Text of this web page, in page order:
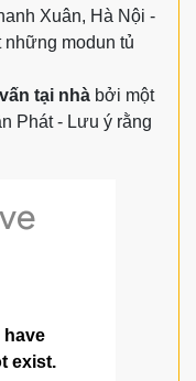
Xuân, Hà Nội -
những modun tủ
tại nhà bởi một
Phát - Lưu ý rằng